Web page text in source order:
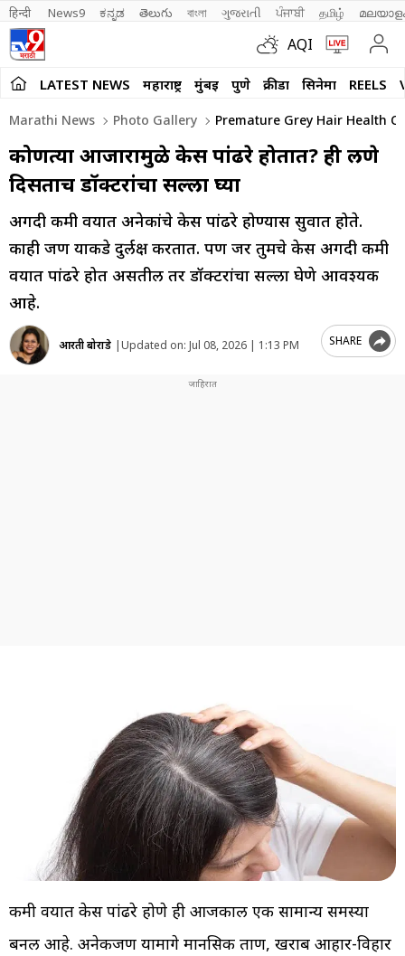
हिन्दी News9 ಕನ್ನಡ తెలుగు বাংলা ગુજરાતી ਪੰਜਾਬੀ தமிழ்
AQI
LATEST NEWS महाराष्ट्र मुंबई पुणे क्रीडा सिनेमा REELS
Marathi News Photo Gallery Premature Grey Hair Health
कोणत्या आजारामुळे केस पांढरे होतात? ही लक्षणे
दिसताच डॉक्टरांचा सल्ला घ्या
अगदी कमी वयात अनेकांचे केस पांढरे होण्यास सुरुवात होते.
काही जण याकडे दुर्लक्ष करतात. पण जर तुमचे केस अगदी कमी
वयात पांढरे होत असतील तर डॉक्टरांचा सल्ला घेणे आवश्यक
आहे.
आरती बोराडे |Updated on: Jul 08, 2026 | 1:13 PM SHARE
कमी वयात केस पांढरे होणे ही आजकाल एक सामान्य समस्या
बनली आहे. अनेकजण यामागे मानसिक ताण, खराब आहार-विहार